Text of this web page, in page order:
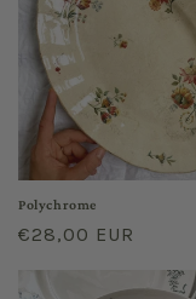
Polychrome
Regular
€28,00 EUR